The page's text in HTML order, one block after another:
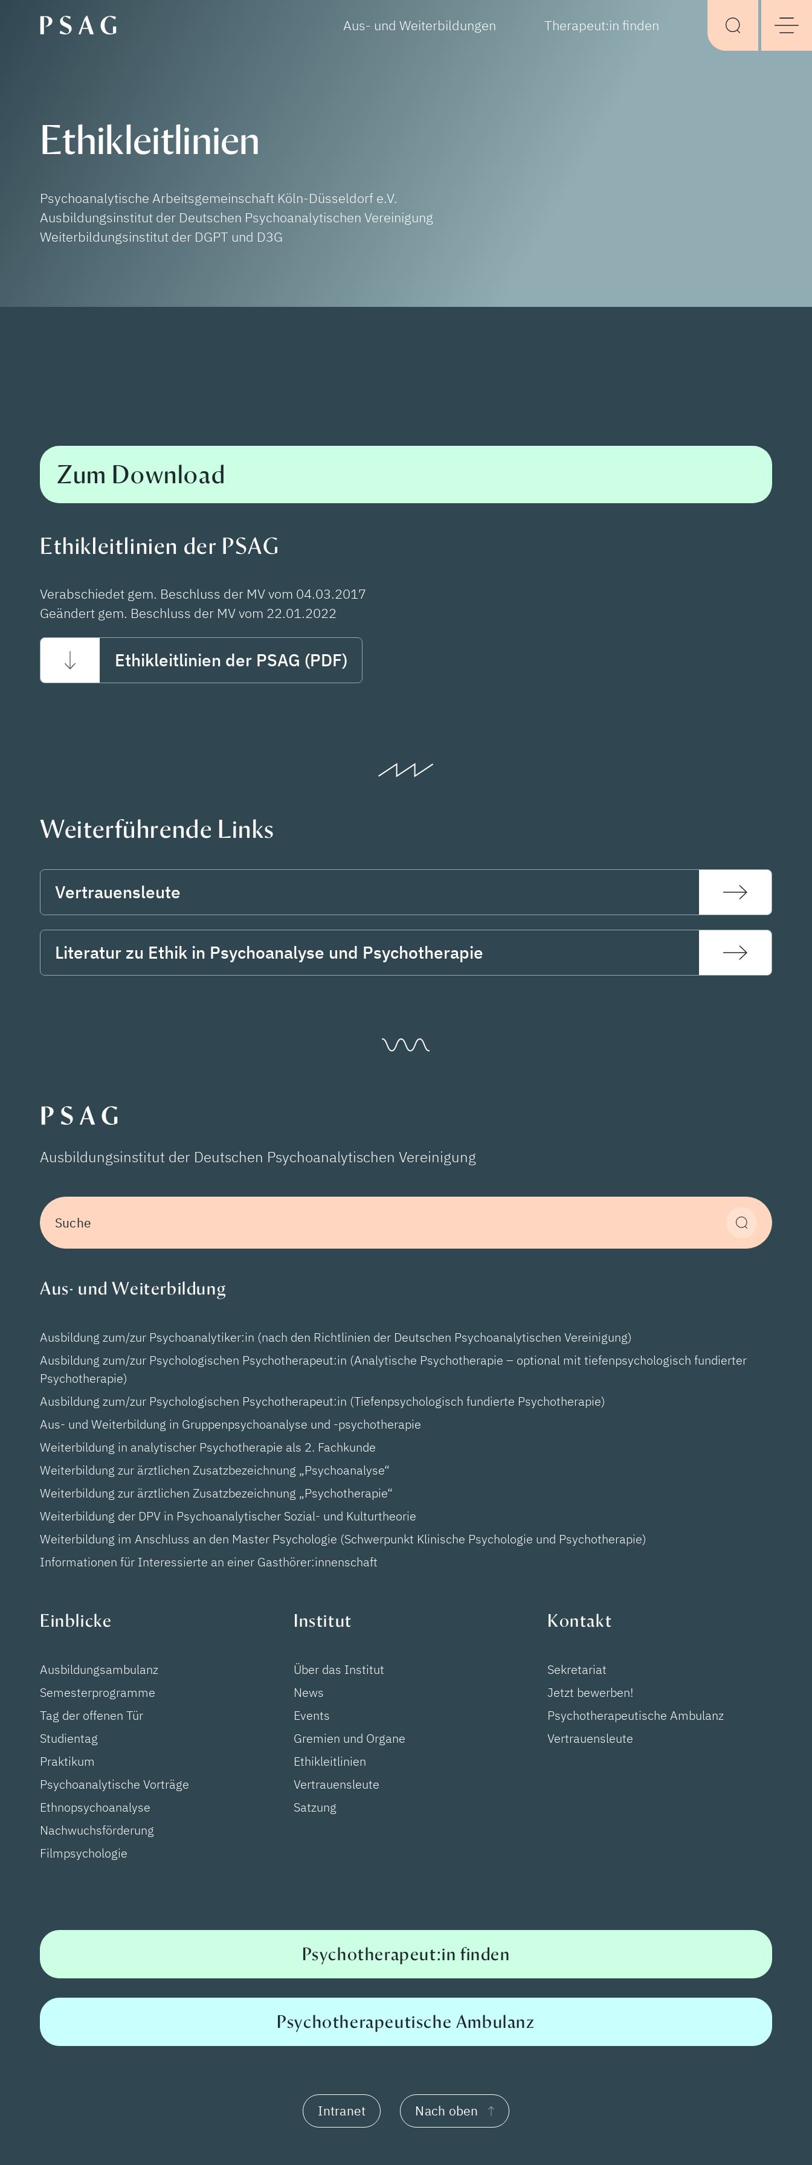
Aus- und Weiterbildungen Therapeut:in finden
Ethikleitlinien
Psychoanalytische Arbeitsgemeinschaft Köln-Düsseldorf e.V.
Ausbildungsinstitut der Deutschen Psychoanalytischen Vereinigung
Weiterbildungsinstitut der DGPT und D3G
Zum Download
Ethikleitlinien der PSAG
Verabschiedet gem. Beschluss der MV vom 04.03.2017
Geändert gem. Beschluss der MV vom 22.01.2022
Ethikleitlinien der PSAG (PDF)
Weiterführende Links
Vertrauensleute
Literatur zu Ethik in Psychoanalyse und Psychotherapie
Ausbildungsinstitut der Deutschen Psychoanalytischen Vereinigung
Suche
Aus- und Weiterbildung
Ausbildung zum/zur Psychoanalytiker:in (nach den Richtlinien der Deutschen Psychoanalytischen Vereinigung)
Ausbildung zum/zur Psychologischen Psychotherapeut:in (Analytische Psychotherapie – optional mit tiefenpsychologisch fundierter
Psychotherapie)
Ausbildung zum/zur Psychologischen Psychotherapeut:in (Tiefenpsychologisch fundierte Psychotherapie)
Aus- und Weiterbildung in Gruppenpsychoanalyse und -psychotherapie
Weiterbildung in analytischer Psychotherapie als 2. Fachkunde
Weiterbildung zur ärztlichen Zusatzbezeichnung „Psychoanalyse“
Weiterbildung zur ärztlichen Zusatzbezeichnung „Psychotherapie“
Weiterbildung der DPV in Psychoanalytischer Sozial- und Kulturtheorie
Weiterbildung im Anschluss an den Master Psychologie (Schwerpunkt Klinische Psychologie und Psychotherapie)
Informationen für Interessierte an einer Gasthörer:innenschaft
Einblicke
Ausbildungsambulanz
Semesterprogramme
Tag der offenen Tür
Studientag
Praktikum
Psychoanalytische Vorträge
Ethnopsychoanalyse
Nachwuchsförderung
Filmpsychologie
Institut
Über das Institut
News
Events
Gremien und Organe
Ethikleitlinien
Vertrauensleute
Satzung
Kontakt
Sekretariat
Jetzt bewerben!
Psychotherapeutische Ambulanz
Vertrauensleute
Psychotherapeut:in finden
Psychotherapeutische Ambulanz
Intranet Nach oben